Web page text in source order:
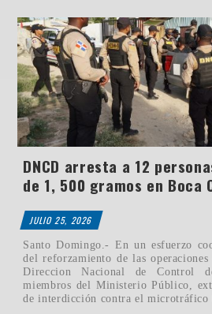
DNCD arresta a 12
de 1, 500 gramos en Boca
JULIO 25, 2026
Santo Domingo.- En un esfuerzo
del reforzamiento de las operaciones
Direccion Nacional de Control
miembros del Ministerio Público,
de interdicción contra el